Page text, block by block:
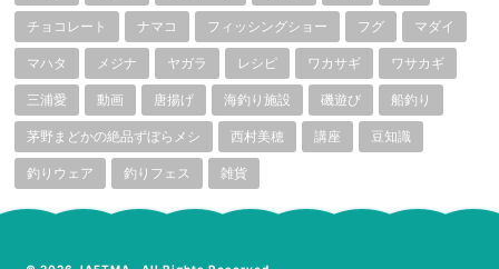
チョコレート ナマコ フィッシングショー フグ マダイ
マハタ メジナ ヤガラ レシピ ワカサギ ワサカギ
三浦愛 動画 唐揚げ 海釣り施設 磯遊び 船釣り
茅野まどかの絶品ずぼらメシ 西村美穂 講座 豆知識
釣りウェア 釣りフェス 雑貨